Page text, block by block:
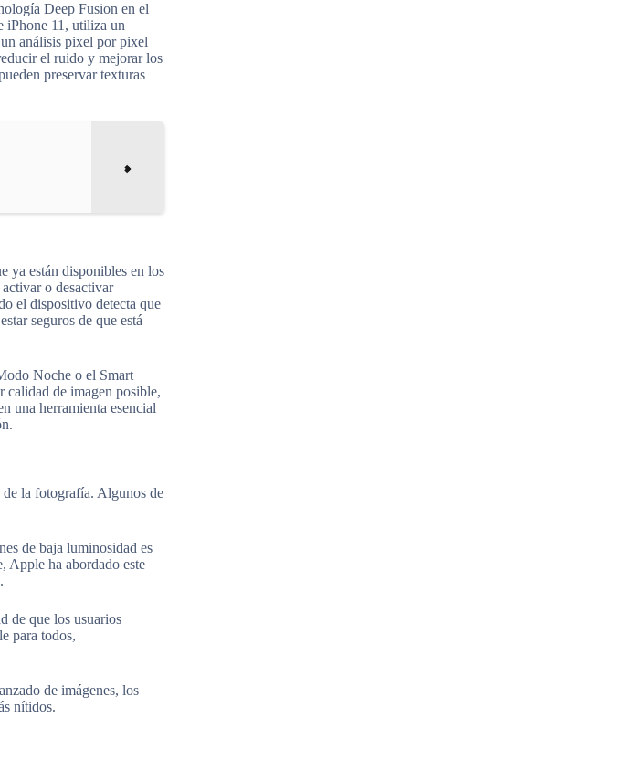
Deep Fusion en el
iPhone 11, utiliza un
análisis pixel por pixel
el ruido y mejorar los
preservar texturas
ya están disponibles en los
o desactivar
el dispositivo detecta que
seguros de que está
Noche o el Smart
calidad de imagen posible,
una herramienta esencial
la fotografía. Algunos de
de baja luminosidad es
Apple ha abordado este
de que los usuarios
para todos,
de imágenes, los
nítidos.